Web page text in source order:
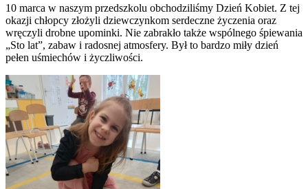
10 marca w naszym przedszkolu obchodziliśmy Dzień Kobiet. Z tej
okazji chłopcy złożyli dziewczynkom serdeczne życzenia oraz
wręczyli drobne upominki. Nie zabrakło także wspólnego śpiewania
„Sto lat”, zabaw i radosnej atmosfery. Był to bardzo miły dzień
pełen uśmiechów i życzliwości.